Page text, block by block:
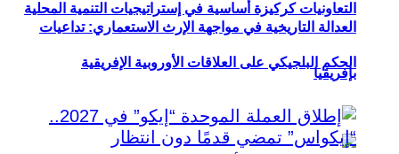
التعاونيات كركيزة أساسية في إستراتيجيات التنمية المحلية
بإفريقيا
العدالة التاريخية في مواجهة الإرث الاستعماري: تداعيات
الحكم البلجيكي على العلاقات الأوروبية الإفريقية